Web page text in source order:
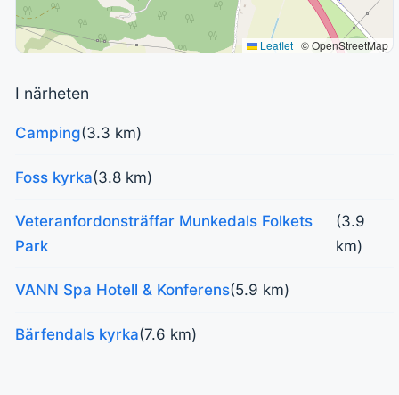
Leaflet | © OpenStreetMap
I närheten
Camping(3.3 km)
Foss kyrka(3.8 km)
Veteranfordonsträffar Munkedals Folkets
Park
(3.9
km)
VANN Spa Hotell & Konferens(5.9 km)
Bärfendals kyrka(7.6 km)